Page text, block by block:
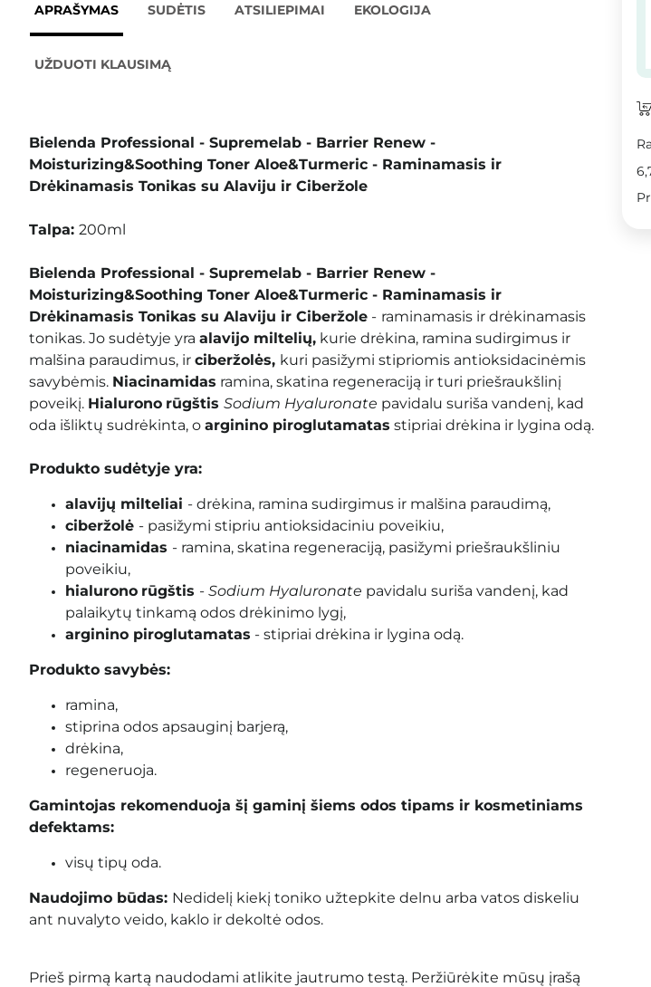
APRAŠYMAS SUDĖTIS ATSILIEPIMAI EKOLOGIJA
UŽDUOTI KLAUSIMĄ
Bielenda Professional - Supremelab - Barrier Renew -
Moisturizing&Soothing Toner Aloe&Turmeric - Raminamasis ir
Drėkinamasis Tonikas su Alaviju ir Ciberžole
Talpa: 200ml
Bielenda Professional - Supremelab - Barrier Renew -
Moisturizing&Soothing Toner Aloe&Turmeric - Raminamasis ir
Drėkinamasis Tonikas su Alaviju ir Ciberžole - raminamasis ir drėkinamasis
tonikas. Jo sudėtyje yra alavijo miltelių, kurie drėkina, ramina sudirgimus ir
malšina paraudimus, ir ciberžolės, kuri pasižymi stipriomis antioksidacinėmis
savybėmis. Niacinamidas ramina, skatina regeneraciją ir turi priešraukšlinį
poveikį. Hialurono rūgštis Sodium Hyaluronate pavidalu suriša vandenį, kad
oda išliktų sudrėkinta, o arginino piroglutamatas stipriai drėkina ir lygina odą.
Produkto sudėtyje yra:
alavijų milteliai - drėkina, ramina sudirgimus ir malšina paraudimą,
ciberžolė - pasižymi stipriu antioksidaciniu poveikiu,
niacinamidas - ramina, skatina regeneraciją, pasižymi priešraukšliniu
poveikiu,
hialurono rūgštis - Sodium Hyaluronate pavidalu suriša vandenį, kad
palaikytų tinkamą odos drėkinimo lygį,
arginino piroglutamatas - stipriai drėkina ir lygina odą.
Produkto savybės:
ramina,
stiprina odos apsauginį barjerą,
drėkina,
regeneruoja.
Gamintojas rekomenduoja šį gaminį šiems odos tipams ir kosmetiniams
defektams:
visų tipų oda.
Naudojimo būdas: Nedidelį kiekį toniko užtepkite delnu arba vatos diskeliu
ant nuvalyto veido, kaklo ir dekoltė odos.
Prieš pirmą kartą naudodami atlikite jautrumo testą. Peržiūrėkite mūsų įrašą